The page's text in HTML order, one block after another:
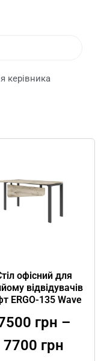
керівника
офісний для
відвідувачів
ERGO-135 Wave
грн –
7700 грн